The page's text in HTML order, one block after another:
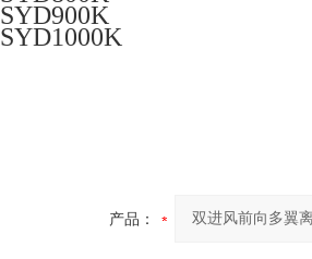
SYD900K
SYD1000K
产品：